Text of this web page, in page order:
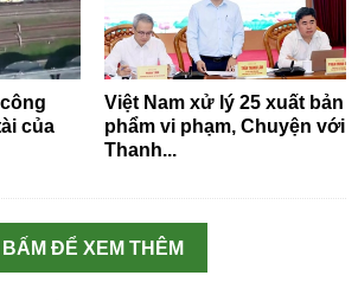
của
Việt Nam xử lý 25 xuất bản
phẩm vi phạm, Chuyện với
Thanh...
BẤM ĐỂ XEM THÊM